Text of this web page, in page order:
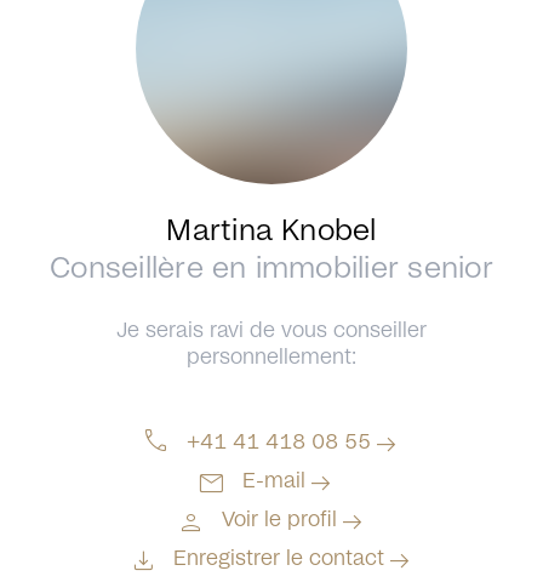
Martina Knobel
Conseillère en immobilier senior
Je serais ravi de vous conseiller
personnellement:
call +41 41 418 08 55 arrow_right_alt
mail
E-mail arrow_right_alt
person
Voir le profil arrow_right_alt
download
Enregistrer le contact arrow_right_alt